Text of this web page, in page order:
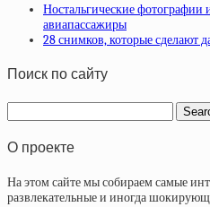
Ностальгические фотографии
авиапассажиры
28 снимков, которые сделают
Поиск по сайту
О проекте
На этом сайте мы собираем самые
развлекательные и иногда